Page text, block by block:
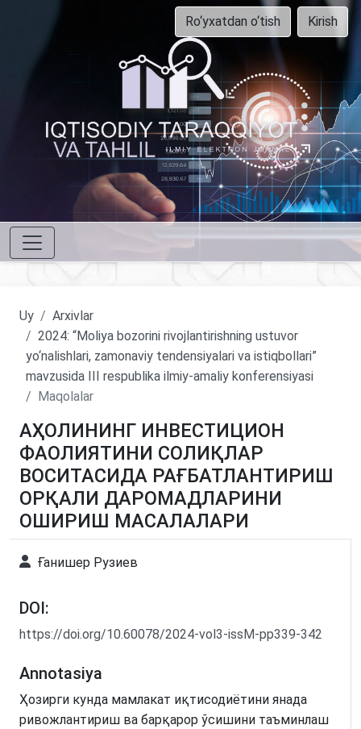
Ro‘yxatdan o‘tish Kirish
Uy
Arxivlar
2024: “Moliya bozorini rivojlantirishning ustuvor
yo‘nalishlari, zamonaviy tendensiyalari va istiqbollari”
mavzusida III respublika ilmiy-amaliy konferensiyasi
Maqolalar
АҲОЛИНИНГ ИНВЕСТИЦИОН
ФАОЛИЯТИНИ СОЛИҚЛАР
ВОСИТАСИДА РАҒБАТЛАНТИРИШ
ОРҚАЛИ ДАРОМАДЛАРИНИ
ОШИРИШ МАСАЛАЛАРИ
Ғанишер Рузиев
DOI:
https://doi.org/10.60078/2024-vol3-issM-pp339-342
Annotasiya
Ҳозирги кунда мамлакат иқтисодиётини янада
ривожлантириш ва барқарор ўсишини таъминлаш